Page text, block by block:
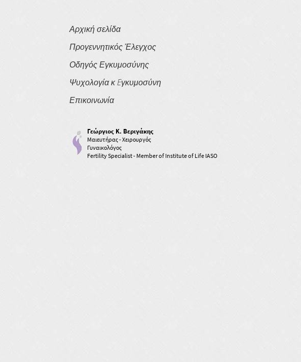
Αρχική σελίδα
Προγεννητικός Έλεγχος
Οδηγός Εγκυμοσύνης
Ψυχολογία κ Eγκυμοσύνη
Επικοινωνία